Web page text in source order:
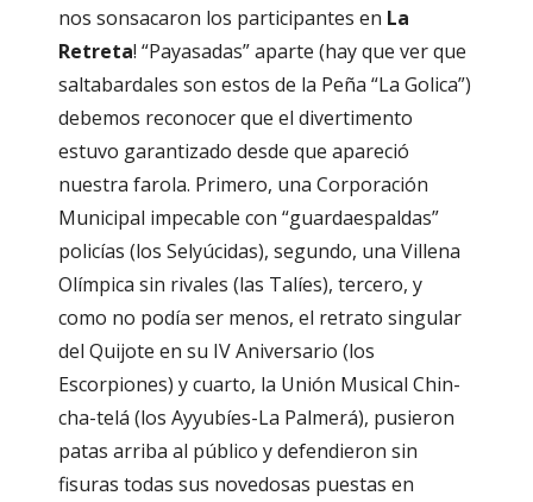
nos sonsacaron los participantes en La
Retreta! “Payasadas” aparte (hay que ver que
saltabardales son estos de la Peña “La Golica”)
debemos reconocer que el divertimento
estuvo garantizado desde que apareció
nuestra farola. Primero, una Corporación
Municipal impecable con “guardaespaldas”
policías (los Selyúcidas), segundo, una Villena
Olímpica sin rivales (las Talíes), tercero, y
como no podía ser menos, el retrato singular
del Quijote en su IV Aniversario (los
Escorpiones) y cuarto, la Unión Musical Chin-
cha-telá (los Ayyubíes-La Palmerá), pusieron
patas arriba al público y defendieron sin
fisuras todas sus novedosas puestas en